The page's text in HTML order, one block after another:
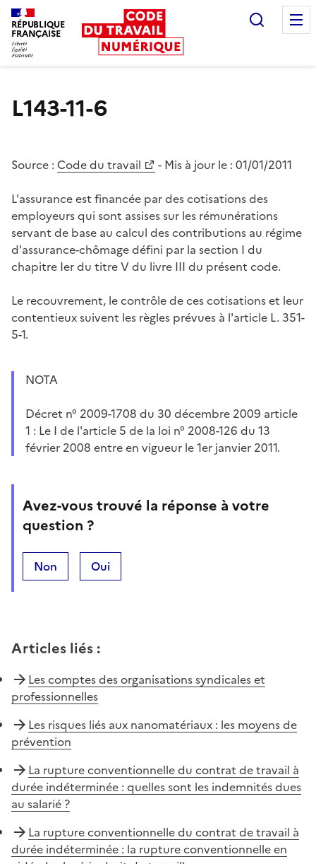
RÉPUBLIQUE
FRANÇAISE
L143-11-6
Source : Code du travail - Mis à jour le : 01/01/2011
L'assurance est financée par des cotisations des
employeurs qui sont assises sur les rémunérations
servant de base au calcul des contributions au régime
d'assurance-chômage défini par la section I du
chapitre Ier du titre V du livre III du présent code.
Le recouvrement, le contrôle de ces cotisations et leur
contentieux suivent les règles prévues à l'article L. 351-
5-1.
NOTA
Décret n° 2009-1708 du 30 décembre 2009 article
1 : Le I de l'article 5 de la loi n° 2008-126 du 13
février 2008 entre en vigueur le 1er janvier 2011.
Avez-vous trouvé la réponse à votre
question ?
Non Oui
Articles liés :
Les comptes des organisations syndicales et
professionnelles
Les risques liés aux nanomatériaux : les moyens de
prévention
La rupture conventionnelle du contrat de travail à
durée indéterminée : quelles sont les indemnités dues
au salarié ?
La rupture conventionnelle du contrat de travail à
durée indéterminée : la rupture conventionnelle en